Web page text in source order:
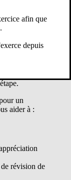
un rendez-vous de
des
un
aider à :
révision de
afin que
depuis